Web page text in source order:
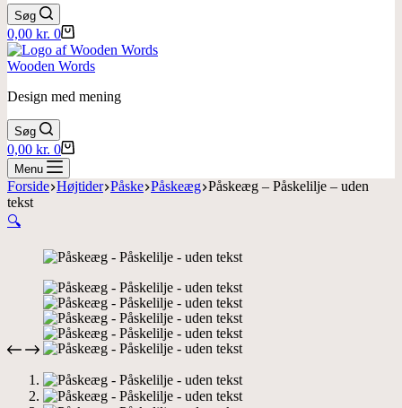
Søg
Indkøbskurv
0,00 kr. 0
Wooden Words
Design med mening
Søg
Indkøbskurv
0,00 kr. 0
Menu
Forside Højtider Påske Påskeæg Påskeæg – Påskelilje – uden
tekst
🔍